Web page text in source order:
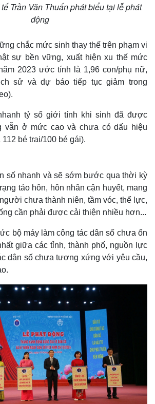
Trần Văn Thuấn phát biểu tại lễ phát
động
chắc mức sinh thay thế trên phạm vi
sự bền vững, xuất hiện xu thế mức
2023 ước tính là 1,96 con/phụ nữ,
sử và dự báo tiếp tục giảm trong
tỷ số giới tính khi sinh đã được
vẫn ở mức cao và chưa có dấu hiệu
bé trai/100 bé gái).
số nhanh và sẽ sớm bước qua thời kỳ
tảo hôn, hôn nhân cận huyết, mang
chưa thành niên, tầm vóc, thể lực,
cần phải được cải thiện nhiều hơn...
bộ máy làm công tác dân số chưa ổn
giữa các tỉnh, thành phố, nguồn lực
dân số chưa tương xứng với yêu cầu,